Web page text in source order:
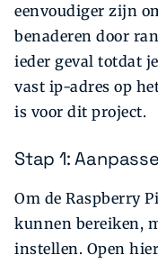
eenvoudiger zijn
benaderen door
ieder geval totdat
vast ip-adres op
is voor dit project.
Stap 1:
Om de Raspberry
kunnen bereiken,
instellen. Open